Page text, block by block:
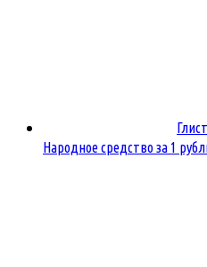
Народное средство за 1